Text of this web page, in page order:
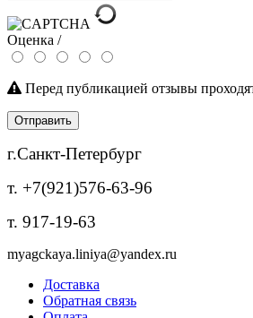
Оценка /
Перед публикацией отзывы
Отправить
г.Санкт-Петербург
т. +7(921)576-63-96
т. 917-19-63
myagckaya.liniya@yandex.ru
Доставка
Обратная связь